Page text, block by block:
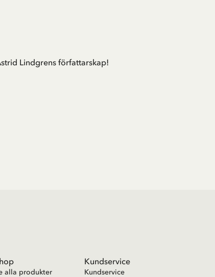
Lindgrens författarskap!
alla produkter
Kundservice
Kundservice